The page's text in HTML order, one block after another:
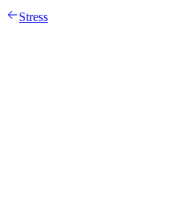
Stress